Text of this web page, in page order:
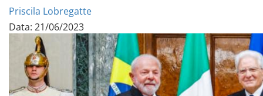
Priscila Lobregatte
Data: 21/06/2023